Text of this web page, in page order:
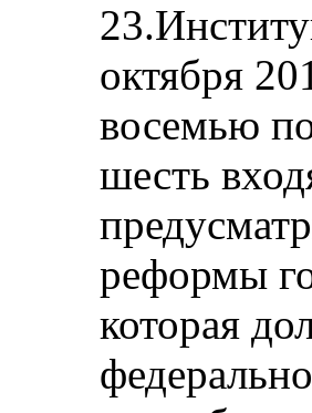
октября
восемью
шесть
реформы
которая